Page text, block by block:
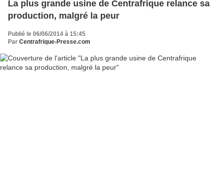
La plus grande usine de Centrafrique relance sa
production, malgré la peur
Publié le 06/06/2014 à 15:45
Par Centrafrique-Presse.com